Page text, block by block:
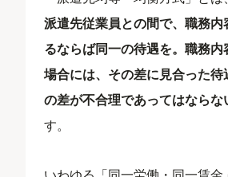
派遣先従業員との間で、職務
るならば同一の待遇を。職務
場合には、その差に見合った
の差が不合理であってはならな
す。